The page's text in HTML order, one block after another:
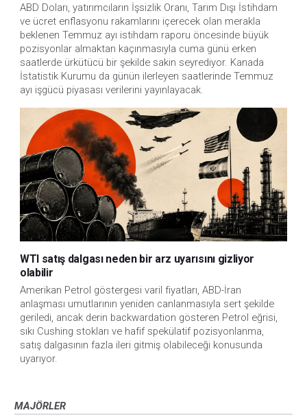
ABD Doları, yatırımcıların İşsizlik Oranı, Tarım Dışı İstihdam
ve ücret enflasyonu rakamlarını içerecek olan merakla
beklenen Temmuz ayı istihdam raporu öncesinde büyük
pozisyonlar almaktan kaçınmasıyla cuma günü erken
saatlerde ürkütücü bir şekilde sakin seyrediyor. Kanada
İstatistik Kurumu da günün ilerleyen saatlerinde Temmuz
ayı işgücü piyasası verilerini yayınlayacak.
WTI satış dalgası neden bir arz uyarısını gizliyor
olabilir
Amerikan Petrol göstergesi varil fiyatları, ABD-İran
anlaşması umutlarının yeniden canlanmasıyla sert şekilde
geriledi, ancak derin backwardation gösteren Petrol eğrisi,
sıkı Cushing stokları ve hafif spekülatif pozisyonlanma,
satış dalgasının fazla ileri gitmiş olabileceği konusunda
uyarıyor.
MAJÖRLER